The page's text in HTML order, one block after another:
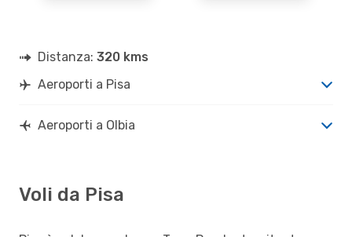
Distanza: 320 kms
Aeroporti a Pisa
Aeroporti a Olbia
Voli da Pisa